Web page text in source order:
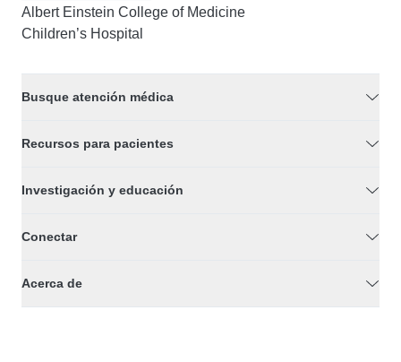
Albert Einstein College of Medicine
Children’s Hospital
Busque atención médica
Recursos para pacientes
Investigación y educación
Conectar
Acerca de